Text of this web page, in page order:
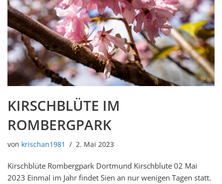
KIRSCHBLÜTE IM
ROMBERGPARK
von krischan1981 2. Mai 2023
Kirschblüte Rombergpark Dortmund Kirschblute 02 Mai
2023 Einmal im Jahr findet Sien an nur wenigen Tagen statt.